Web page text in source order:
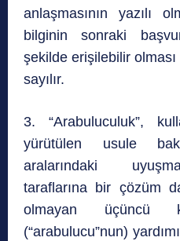
anlaşmasının yazılı
bilginin sonraki
şekilde erişilebilir
sayılır.
3. “Arabuluculuk”,
yürütülen usule
aralarındaki
taraflarına bir çözüm
olmayan üçüncü
(“arabulucu”nun)